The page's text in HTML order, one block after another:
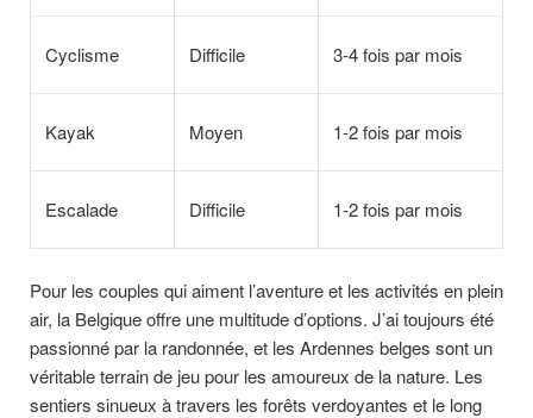
Cyclisme Difficile 3-4 fois par mois
Kayak Moyen 1-2 fois par mois
Escalade Difficile 1-2 fois par mois
Pour les couples qui aiment l’aventure et les activités en plein
air, la Belgique offre une multitude d’options. J’ai toujours été
passionné par la randonnée, et les Ardennes belges sont un
véritable terrain de jeu pour les amoureux de la nature. Les
sentiers sinueux à travers les forêts verdoyantes et le long